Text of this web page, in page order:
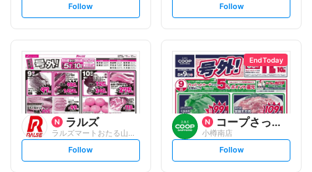
s
t
o
w
Follow
s
t
o
w
Follow
ラルズ
s
t
Follow
End Today
コープさっぽろ
小樽南店
s
t
Follow